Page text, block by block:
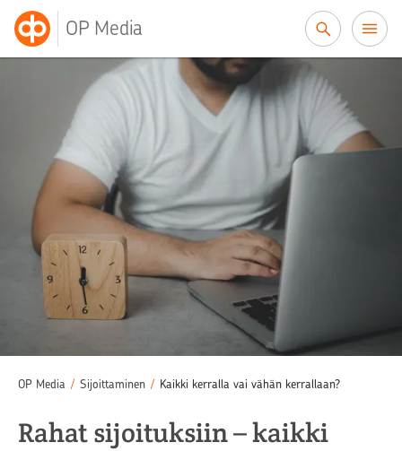
OP Media
OP Media / Sijoittaminen / Kaikki kerralla vai vähän kerrallaan?
Rahat sijoituksiin – kaikki